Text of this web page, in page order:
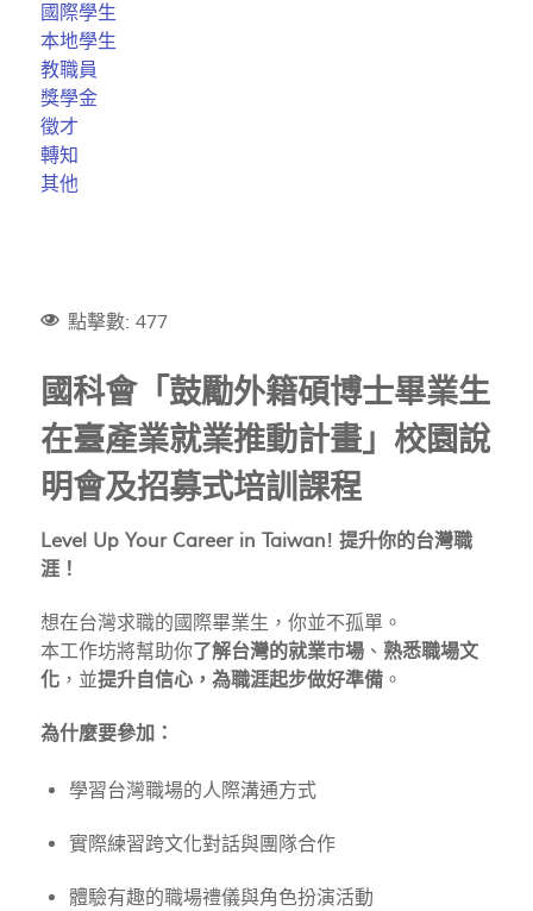
國際學生
本地學生
教職員
獎學金
徵才
轉知
其他
點擊數: 477
國科會「鼓勵外籍碩博士畢業生
在臺產業就業推動計畫」校園說
明會及招募式培訓課程
Level Up Your Career in Taiwan! 提升你的台灣職
涯！
想在台灣求職的國際畢業生，你並不孤單。
本工作坊將幫助你了解台灣的就業市場 、 熟悉職場文
化 ，並提升自信心，為職涯起步做好準備 。
為什麼要參加：
學習台灣職場的人際溝通方式
實際練習跨文化對話與團隊合作
體驗有趣的職場禮儀與角色扮演活動